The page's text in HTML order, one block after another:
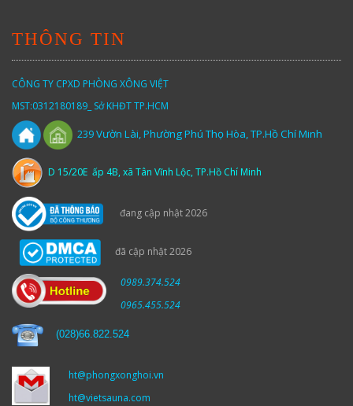
THÔNG TIN
CÔNG TY CPXD PHÒNG XÔNG VIỆT
MST:0312180189_ Sở KHĐT TP.HCM
239Vườn Lài,Phường Phú Thọ Hòa, TP.Hồ Chí Minh
D 15/20E ấp 4B, xã Tân Vĩnh Lộc, TP.Hồ Chí Minh
đang cập nhật 2026
đã cập nhật 2026
0989.374.524
0965.455.524
(028)66.822.524
ht@phongxonghoi.vn
ht@vietsauna.com